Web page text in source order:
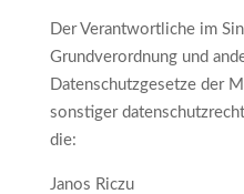
Der Verantwortliche im
Grundverordnung und
Datenschutzgesetze der
sonstiger
die:
Janos Riczu